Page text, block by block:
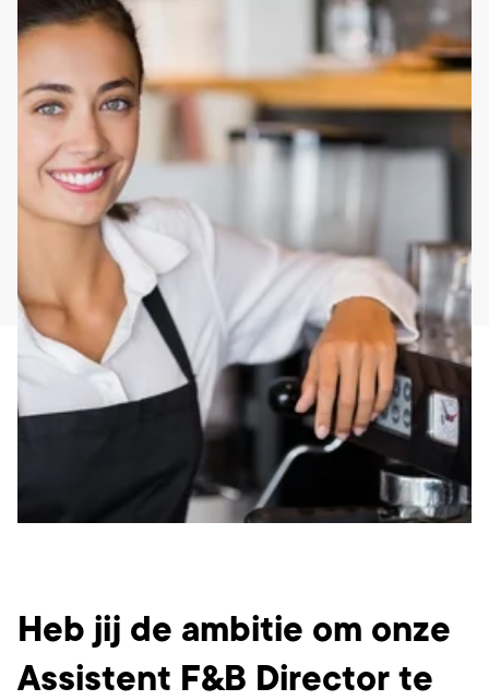
Wat ga je doen?
Heb jij de ambitie om onze
Assistent F&B Director te